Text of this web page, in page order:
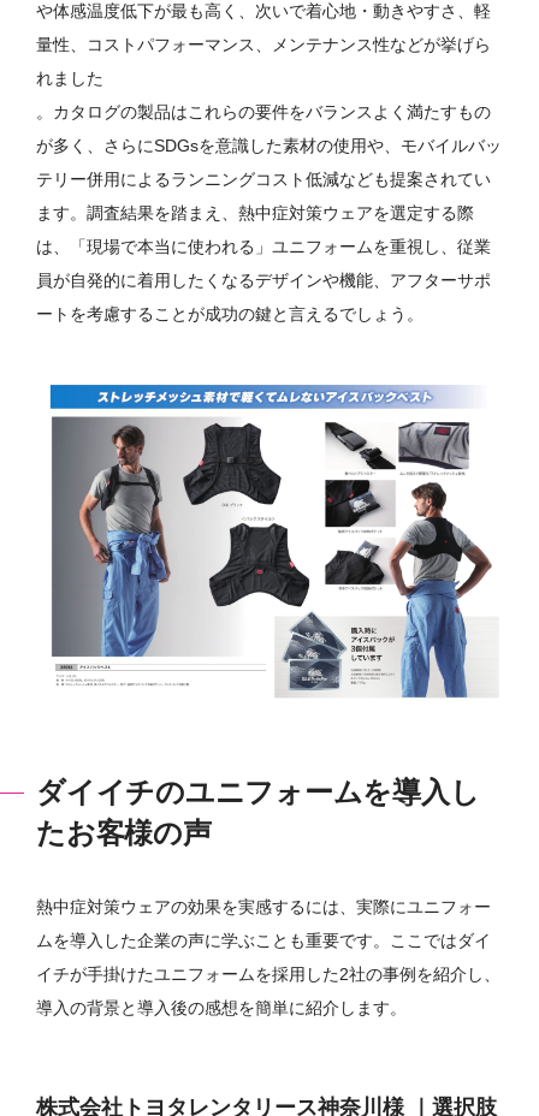
や体感温度低下が最も高く、次いで着心地・動きやすさ、軽
量性、コストパフォーマンス、メンテナンス性などが挙げら
れました
。カタログの製品はこれらの要件をバランスよく満たすもの
が多く、さらにSDGsを意識した素材の使用や、モバイルバッ
テリー併用によるランニングコスト低減なども提案されてい
ます。調査結果を踏まえ、熱中症対策ウェアを選定する際
は、「現場で本当に使われる」ユニフォームを重視し、従業
員が自発的に着用したくなるデザインや機能、アフターサポ
ートを考慮することが成功の鍵と言えるでしょう。
ダイイチのユニフォームを導入し
たお客様の声
熱中症対策ウェアの効果を実感するには、実際にユニフォー
ムを導入した企業の声に学ぶことも重要です。ここではダイ
イチが手掛けたユニフォームを採用した2社の事例を紹介し、
導入の背景と導入後の感想を簡単に紹介します。
株式会社トヨタレンタリース神奈川様 ｜選択肢